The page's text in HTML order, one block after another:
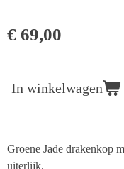
€ 69,00
In winkelwagen
Groene Jade drakenkop
uiterlijk.